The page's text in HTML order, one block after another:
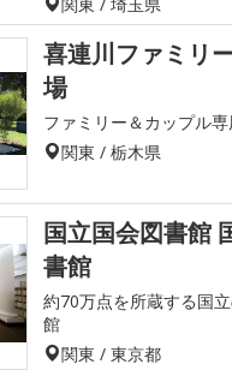
喜連川ファミリ
場
ファミリー＆カップル
関東 / 栃木県
国立国会図書館
書館
約70万点を所蔵する国
館
関東 / 東京都